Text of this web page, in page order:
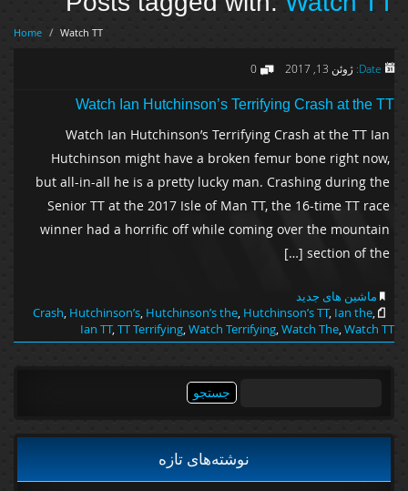
Home / Watch TT
Date: ژوئن 13, 2017 0
Watch Ian Hutchinson’s Terrifying Crash at the TT
Watch Ian Hutchinson’s Terrifying Crash at the TT Ian
Hutchinson might have a broken femur bone right now,
but all-in-all he is a pretty lucky man. Crashing during the
Senior TT at the 2017 Isle of Man TT, the 16-time TT race
winner had a horrific off while coming over the mountain
section of the […]
ماشین های جدید
Crash,Hutchinson’s,Hutchinson’s the,Hutchinson’s TT,Ian the
Ian TT,TT Terrifying,Watch Terrifying,Watch The,Watch TT
نوشته‌های تازه